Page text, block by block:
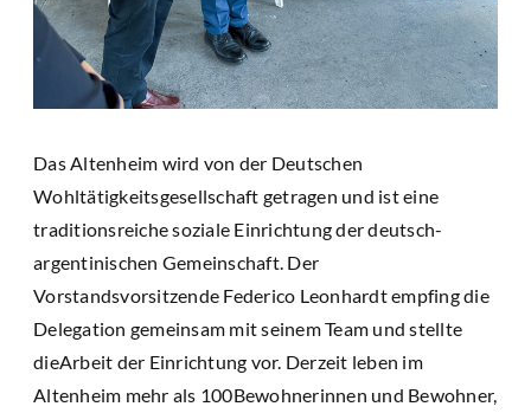
Das Altenheim wird von der Deutschen
Wohltätigkeitsgesellschaft getragen und ist eine
traditionsreiche soziale Einrichtung der deutsch-
argentinischen Gemeinschaft. Der
Vorstandsvorsitzende Federico Leonhardt empfing die
Delegation gemeinsam mit seinem Team und stellte
dieArbeit der Einrichtung vor. Derzeit leben im
Altenheim mehr als 100Bewohnerinnen und Bewohner,